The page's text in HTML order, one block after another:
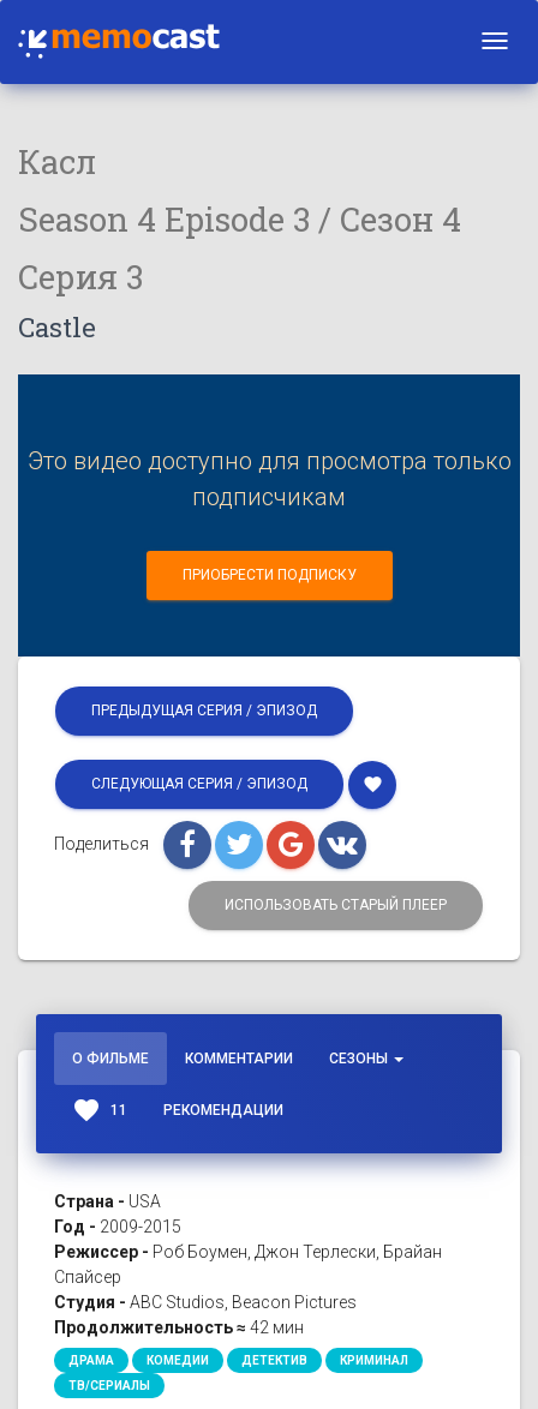
Касл
Season 4 Episode 3 / Сезон 4
Серия 3
Castle
Это видео доступно для просмотра только
подписчикам
ПРИОБРЕСТИ ПОДПИСКУ
ПРЕДЫДУЩАЯ СЕРИЯ / ЭПИЗОД
СЛЕДУЮЩАЯ СЕРИЯ / ЭПИЗОД favorite
Поделиться
ИСПОЛЬЗОВАТЬ СТАРЫЙ ПЛЕЕР
О ФИЛЬМЕ КОММЕНТАРИИ СЕЗОНЫ
favorite 11 РЕКОМЕНДАЦИИ
Страна - USA
Год - 2009-2015
Режиссер - Роб Боумен, Джон Терлески, Брайан
Спайсер
Студия - ABC Studios, Beacon Pictures
Продолжительность ≈ 42 мин
ДРАМА КОМЕДИИ ДЕТЕКТИВ
КРИМИНАЛ
ТВ/СЕРИАЛЫ